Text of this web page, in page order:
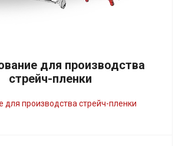
для производства
стрейч-пленки
для производства стрейч-пленки